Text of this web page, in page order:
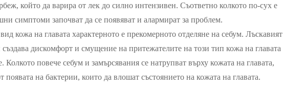
който да варира от лек до силно интензивен. Съответно колкото по-сух е
симптоми започват да се появяват и алармират за проблем.
кожа на главата характерното е прекомерното отделяне на себум. Лъскавият
дискомфорт и смущение на притежателите на този тип кожа на главата
Колкото повече себум и замърсявания се натрупват върху кожата на главата,
на бактерии, които да влошат състоянието на кожата на главата.